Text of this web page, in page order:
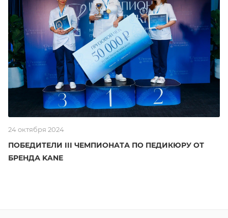
24 октября 2024
ПОБЕДИТЕЛИ III ЧЕМПИОНАТА ПО ПЕДИКЮРУ ОТ
БРЕНДА KANE